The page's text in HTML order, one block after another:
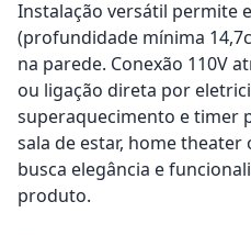
Instalação versátil permite
(profundidade mínima
na parede. Conexão 110V
ou ligação direta por
superaquecimento e timer
sala de estar, home
busca elegância e
produto.